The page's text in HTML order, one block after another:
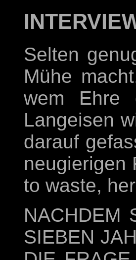
Selten
Mühe
wem Ehre
Langeisen
darauf
neugierigen
to waste,
NACHDEM
SIEBEN